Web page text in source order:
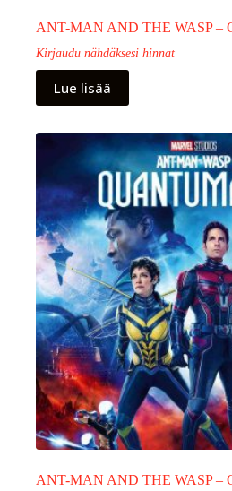
ANT-MAN AND THE WASP –
Kirjaudu nähdäksesi hinnat
Lue lisää
ANT-MAN AND THE WASP –